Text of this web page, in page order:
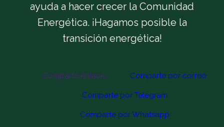
ayuda a hacer crecer la Comunidad
Energética. ¡Hagamos posible la
transición energética!
Comparte enlace Comparte por correo
Comparte por Telegram
Comparte por Whatsapp